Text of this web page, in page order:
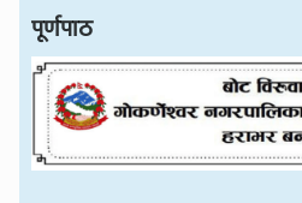
पूर्णपाठ